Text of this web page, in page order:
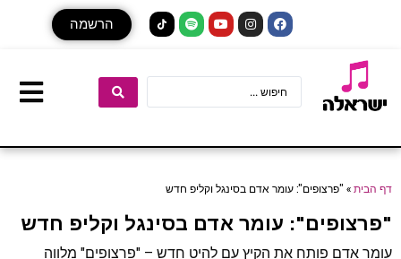
הרשמה
דף הבית» "פרצופים": עומר אדם בסינגל וקליפ חדש
"פרצופים": עומר אדם בסינגל וקליפ חדש
עומר אדם פותח את הקיץ עם להיט חדש – "פרצופים" מלווה